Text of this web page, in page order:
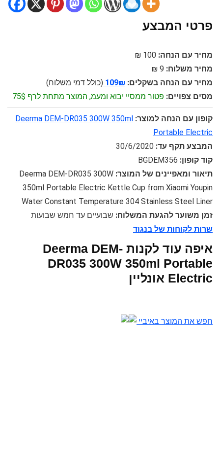
פרטי המבצע
מחיר עם הנחה: 100 ₪
מחיר משלוח: 9 ₪
מחיר עם הנחה בשקלים: 109₪ (כולל דמי משלוח)
מסים צפויים: פטור ממסיי יבוא ומעמ, המוצר מתחת לרף 75$
קופון עם הנחה למוצר: Deerma DEM-DR035 300W 350ml
Portable Electric
המבצע תקף עד: 30/6/2020
קוד קופון: BGDEM356
תיאור ומאפיינים של המוצר: Deerma DEM-DR035 300W
350ml Portable Electric Kettle Cup from Xiaomi Youpin
Water Constant Temperature 304 Stainless Steel Liner
זמן משוער להגעת המשלוח: שבועיים עד חמש שבועות
שרות לקוחות של בנגוד
איפה עוד לקנות Deerma DEM-
DR035 300W 350ml Portable
Electric אונליין
חפש את המוצר באיביי